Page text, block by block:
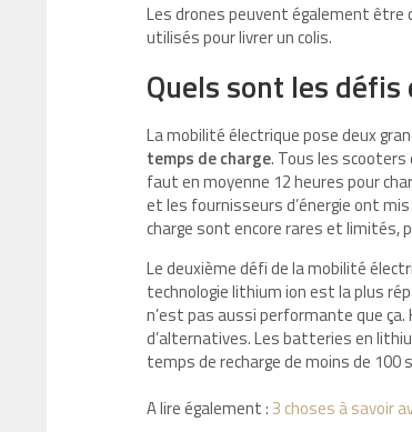
Les drones peuvent également
utilisés pour livrer un colis.
Quels sont les
La mobilité électrique pose deux
temps de charge. Tous les scooters
faut en moyenne 12 heures pour
et les fournisseurs d’énergie ont
charge sont encore rares et limités,
Le deuxième défi de la mobilité
technologie lithium ion est la plus
n’est pas aussi performante que
d’alternatives. Les batteries en
temps de recharge de moins de 100
A lire également :3 choses à savoir